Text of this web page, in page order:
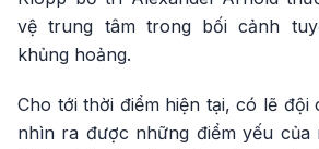
vệ trung tâm trong bối cảnh
khủng hoảng.
Cho tới thời điểm hiện tại, có lẽ đội
nhìn ra được những điểm yếu của